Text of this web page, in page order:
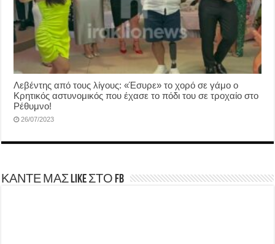
Λεβέντης από τους λίγους: «Έσυρε» το χορό σε γάμο ο
Κρητικός αστυνομικός που έχασε το πόδι του σε τροχαίο στο
Ρέθυμνο!
26/07/2023
ΚΑΝΤΕ ΜΑΣ LIKE ΣΤΟ FB